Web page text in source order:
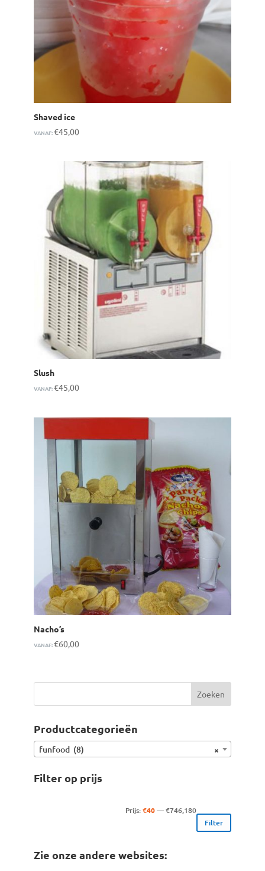
Shaved ice
VANAF:€45,00
Slush
VANAF:€45,00
Nacho’s
VANAF:€60,00
Productcategorieën
×
funfood (8)
Filter op prijs
Filter
Prijs:€40—€746,180
Zie onze andere websites: